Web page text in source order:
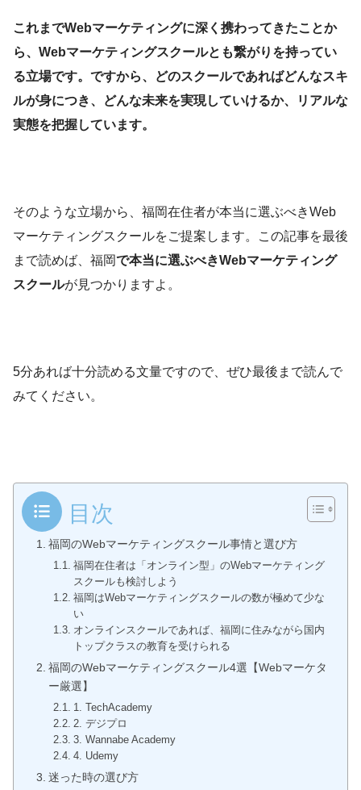
これまでWebマーケティングに深く携わってきたことか
ら、Webマーケティングスクールとも繋がりを持ってい
る立場です。ですから、どのスクールであればどんなスキ
ルが身につき、どんな未来を実現していけるか、リアルな
実態を把握しています。
そのような立場から、福岡在住者が本当に選ぶべきWeb
マーケティングスクールをご提案します。この記事を最後
まで読めば、福岡で本当に選ぶべきWebマーケティング
スクールが見つかりますよ。
5分あれば十分読める文量ですので、ぜひ最後まで読んで
みてください。
目次
福岡のWebマーケティングスクール事情と選び方
福岡在住者は「オンライン型」のWebマーケティング
スクールも検討しよう
福岡はWebマーケティングスクールの数が極めて少な
い
オンラインスクールであれば、福岡に住みながら国内
トップクラスの教育を受けられる
福岡のWebマーケティングスクール4選【Webマーケタ
ー厳選】
1. TechAcademy
2. デジプロ
3. Wannabe Academy
4. Udemy
迷った時の選び方